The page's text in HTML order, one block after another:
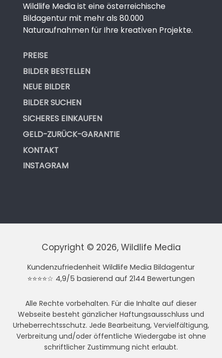
Wildlife Media ist eine österreichische
Bildagentur mit mehr als 80.000
Naturaufnahmen für Ihre kreativen Projekte.
PREISE
BILDER BESTELLEN
NEUE BILDER
BILDER SUCHEN
SICHERES EINKAUFEN
GELD-ZURÜCK-GARANTIE
KONTAKT
INSTAGRAM
Copyright © 2026, Wildlife Media
Kundenzufriedenheit Wildlife Media Bildagentur
⭐⭐⭐⭐☆ 4,9/5 basierend auf 2144 Bewertungen
Alle Rechte vorbehalten. Für die Inhalte auf dieser
Webseite besteht gänzlicher Haftungsausschluss und
Urheberrechtsschutz. Jede Bearbeitung, Vervielfältigung,
Verbreitung und/oder öffentliche Wiedergabe ist ohne
schriftlicher Zustimmung nicht erlaubt.